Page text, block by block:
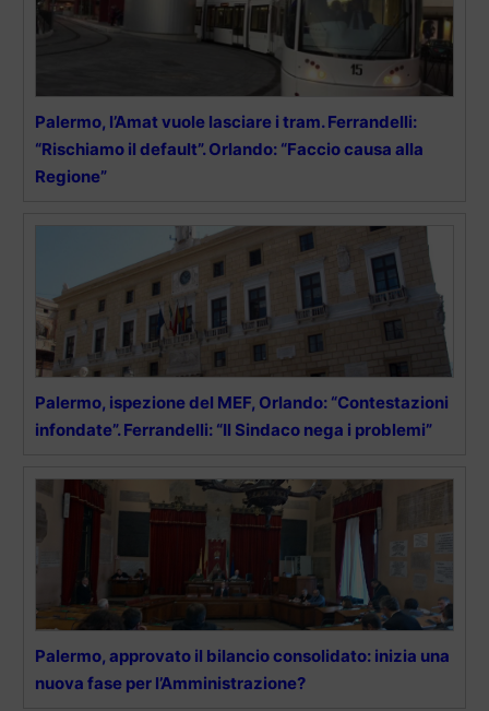
Palermo, l’Amat vuole lasciare i tram. Ferrandelli:
“Rischiamo il default”. Orlando: “Faccio causa alla
Regione”
Palermo, ispezione del MEF, Orlando: “Contestazioni
infondate”. Ferrandelli: “Il Sindaco nega i problemi”
Palermo, approvato il bilancio consolidato: inizia una
nuova fase per l’Amministrazione?